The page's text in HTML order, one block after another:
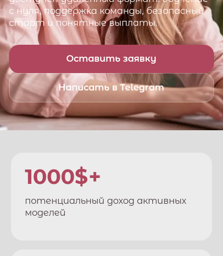
с нуля, поддержка команды, безопасный
старт и понятные выплаты.
Оставить заявку
Написать в Telegram
1000$+
потенциальный доход активных
моделей